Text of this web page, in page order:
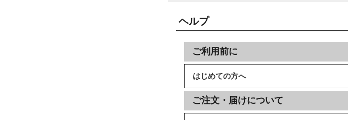
ヘルプ
ご利用前に
はじめての方へ
ご注文・届けについて